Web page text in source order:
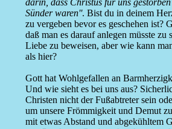
darin, dass Christus für uns
Sünder waren''. Bist du in deinem
zu vergeben bevor es geschehen ist?
daß man es darauf anlegen müsste zu
Liebe zu beweisen, aber wie kann
als hier?
Gott hat Wohlgefallen an
Und wie sieht es bei uns aus?
Christen nicht der Fußabtreter sein
um unsere Frömmigkeit und Demut
mit etwas Abstand und abgekühltem